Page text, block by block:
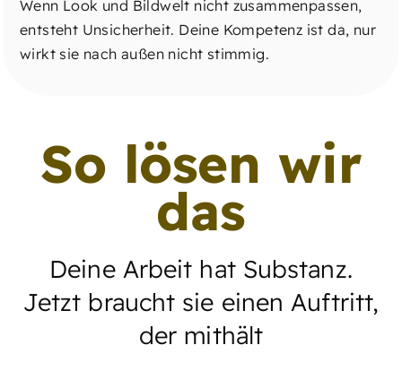
Wenn Look und Bildwelt nicht zusammenpassen,
entsteht Unsicherheit. Deine Kompetenz ist da, nur
wirkt sie nach außen nicht stimmig.
So lösen wir
das
Deine Arbeit hat Substanz.
Jetzt braucht sie einen Auftritt,
der mithält